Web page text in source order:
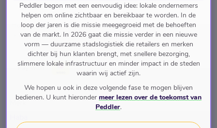
Huis en Tuin Keuken en Eetkamer
Voedsel Bewaren
Broodtrommels
Pay with
Merk
Peddler begon met een eenvoudig idee: lokale ondernemers
helpen om online zichtbaar en bereikbaar te worden. In de
loop der jaren is die missie meegegroeid met de behoeften
van de markt. In 2026 gaat die missie verder in een nieuwe
vorm — duurzame stadslogistiek die retailers en merken
dichter bij hun klanten brengt, met snellere bezorging,
slimmere lokale infrastructuur en minder impact in de steden
waarin wij actief zijn.
We hopen u ook in deze volgende fase te mogen blijven
bedienen. U kunt hieronder meer lezen over de toekomst van
Peddler.